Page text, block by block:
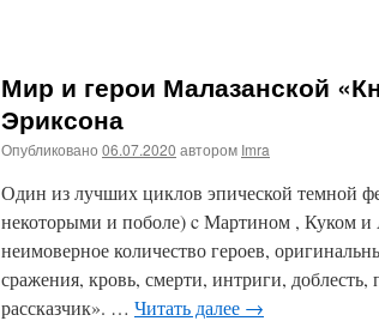
Мир и герои Малазанской
Эриксона
Опубликовано 06.07.2020 автором Imra
Один из лучших циклов эпической темной
некоторыми и поболе) c Мартином , Куком
неимоверное количество героев,
сражения, кровь, смерти, интриги,
рассказчик». … Читать далее →